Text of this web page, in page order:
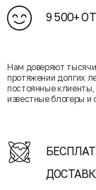
9 500+
Нам доверяют
протяжении долгих
постоянные клиенты,
известные блогеры и